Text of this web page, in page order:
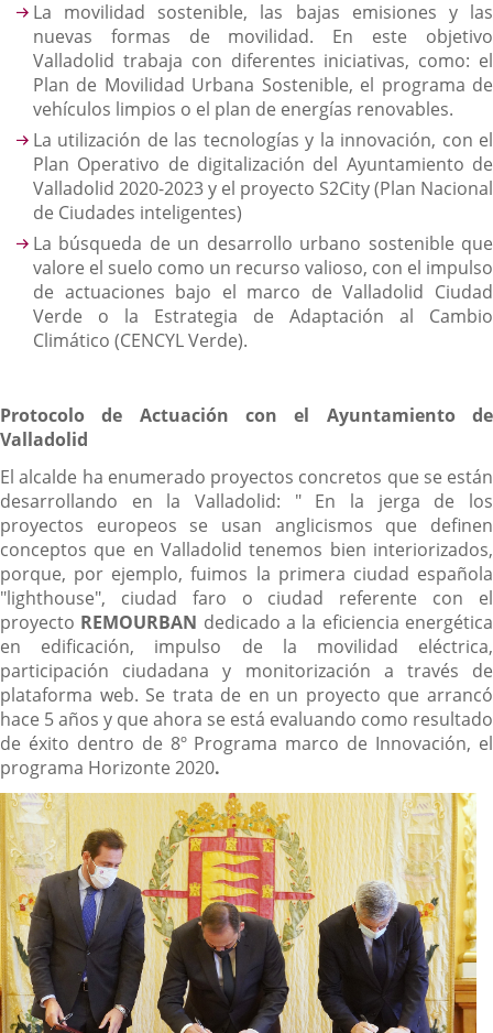
La movilidad sostenible, las bajas emisiones y las
nuevas formas de movilidad. En este objetivo
Valladolid trabaja con diferentes iniciativas, como: el
Plan de Movilidad Urbana Sostenible, el programa de
vehículos limpios o el plan de energías renovables.
La utilización de las tecnologías y la innovación, con el
Plan Operativo de digitalización del Ayuntamiento de
Valladolid 2020-2023 y el proyecto S2City (Plan Nacional
de Ciudades inteligentes)
La búsqueda de un desarrollo urbano sostenible que
valore el suelo como un recurso valioso, con el impulso
de actuaciones bajo el marco de Valladolid Ciudad
Verde o la Estrategia de Adaptación al Cambio
Climático (CENCYL Verde).
Protocolo de Actuación con el Ayuntamiento de
Valladolid
El alcalde ha enumerado proyectos concretos que se están
desarrollando en la Valladolid: " En la jerga de los
proyectos europeos se usan anglicismos que definen
conceptos que en Valladolid tenemos bien interiorizados,
porque, por ejemplo, fuimos la primera ciudad española
"lighthouse", ciudad faro o ciudad referente con el
proyecto REMOURBAN dedicado a la eficiencia energética
en edificación, impulso de la movilidad eléctrica,
participación ciudadana y monitorización a través de
plataforma web. Se trata de en un proyecto que arrancó
hace 5 años y que ahora se está evaluando como resultado
de éxito dentro de 8º Programa marco de Innovación, el
programa Horizonte 2020.